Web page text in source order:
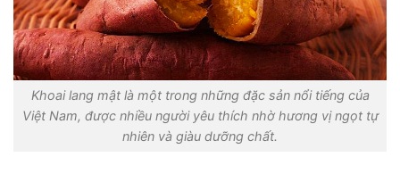
Khoai lang mật là một trong những đặc sản nổi tiếng của
Việt Nam, được nhiều người yêu thích nhờ hương vị ngọt tự
nhiên và giàu dưỡng chất.